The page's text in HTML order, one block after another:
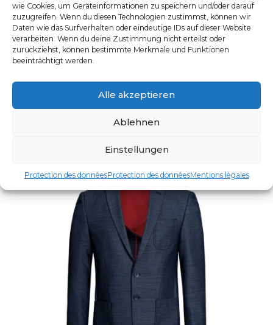
wie Cookies, um Geräteinformationen zu speichern und/oder darauf
zuzugreifen. Wenn du diesen Technologien zustimmst, können wir
Daten wie das Surfverhalten oder eindeutige IDs auf dieser Website
verarbeiten. Wenn du deine Zustimmung nicht erteilst oder
zurückziehst, können bestimmte Merkmale und Funktionen
beeinträchtigt werden.
Alle akzeptieren
Ablehnen
Einstellungen
Protection des donnéesProtection des donnéesMentions légales
VESTON HOMME
Ce produit a plusieurs